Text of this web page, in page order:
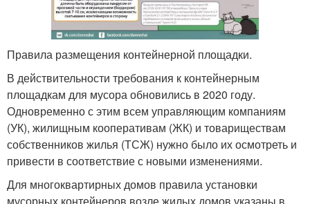
Правила размещения контейнерной площадки.
В действительности требования к контейнерным
площадкам для мусора обновились в 2020 году.
Одновременно с этим всем управляющим компаниям
(УК), жилищным кооперативам (ЖК) и товариществам
собственников жилья (ТСЖ) нужно было их осмотреть и
привести в соответствие с новыми изменениями.
Для многоквартирных домов правила установки